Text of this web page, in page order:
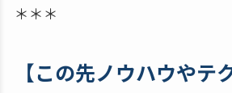
＊＊＊
【この先ノウハウやテ